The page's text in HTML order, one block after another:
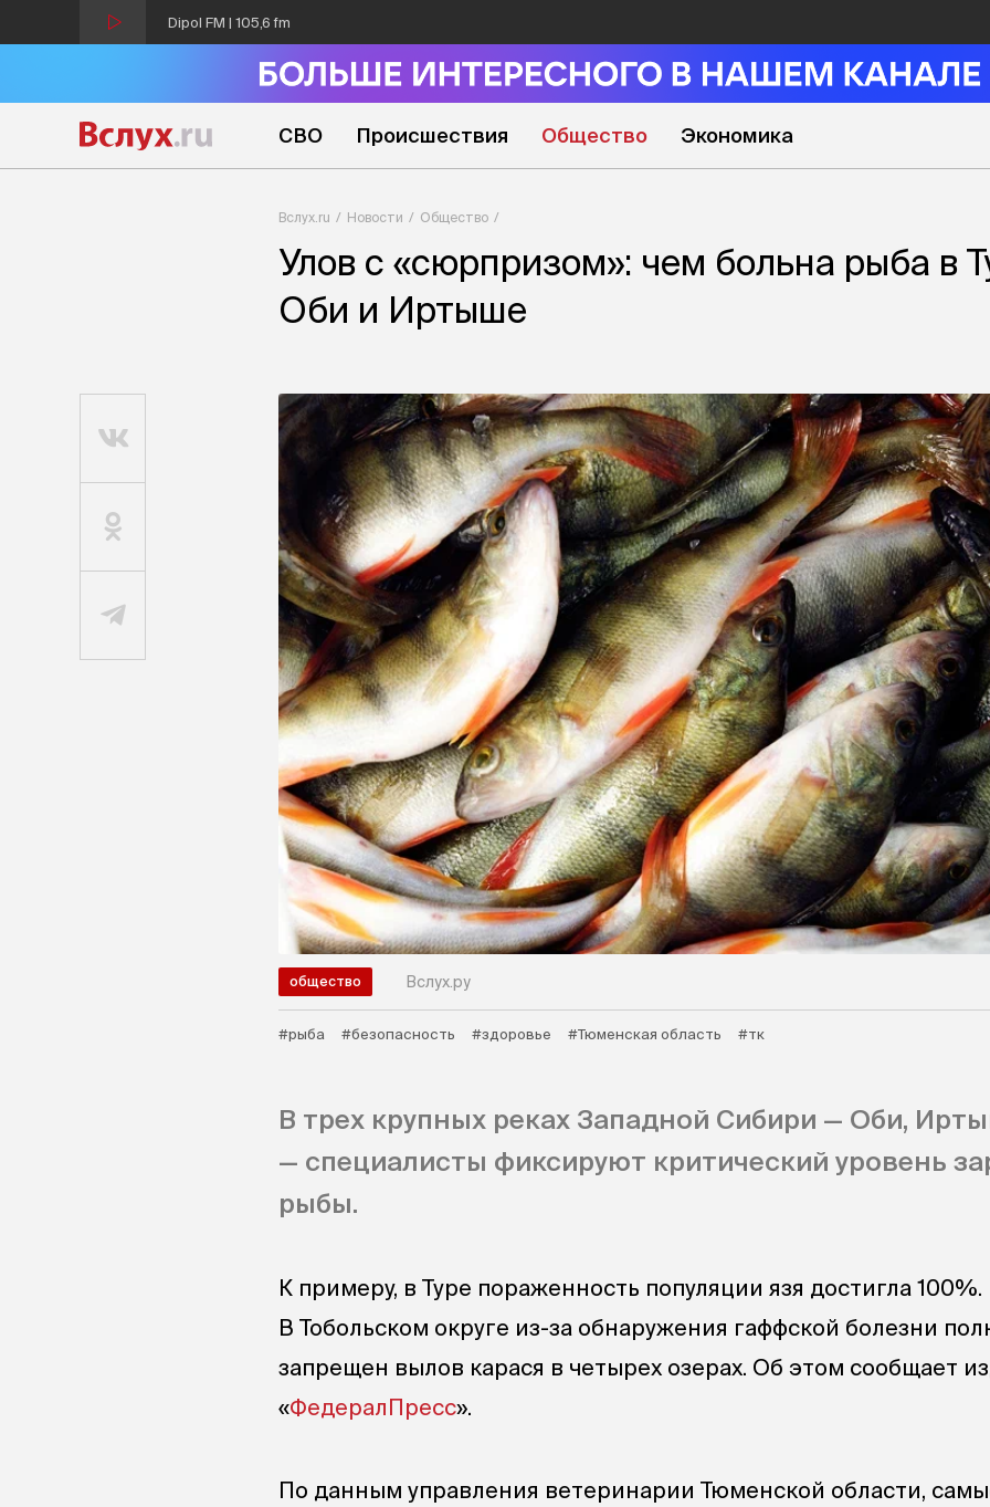
Dipol FM | 105,6 fm
СВО Происшествия Общество Экономика
Вслух.ru Новости Общество
Улов с «сюрпризом»: чем больна рыба в
Оби и Иртыше
общество Вслух.ру
#рыба #безопасность #здоровье #Тюменская область #тк
В трех крупных реках Западной Сибири — Оби,
— специалисты фиксируют критический уровень
рыбы.
К примеру, в Туре пораженность популяции язя достигла 100%.
В Тобольском округе из-за обнаружения гаффской болезни
запрещен вылов карася в четырех озерах. Об этом сообщает
«ФедералПресс».
По данным управления ветеринарии Тюменской области,